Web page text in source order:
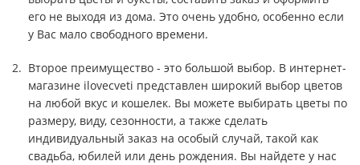
его не выходя из дома. Это очень удобно, особенно если
у Вас мало свободного времени.
Второе преимущество - это большой выбор. В интернет-
магазине ilovecveti представлен широкий выбор цветов
на любой вкус и кошелек. Вы можете выбирать цветы по
размеру, виду, сезонности, а также сделать
индивидуальный заказ на особый случай, такой как
свадьба, юбилей или день рождения. Вы найдете у нас